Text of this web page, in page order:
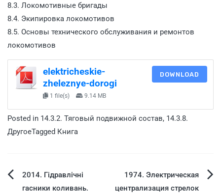
8.3. Локомотивные бригады
8.4. Экипировка локомотивов
8.5. Основы технического обслуживания и ремонтов
локомотивов
elektricheskie-
zheleznye-dorogi
1 file(s) 9.14 MB
DOWNLOAD
Posted in 14.3.2. Тяговый подвижной состав, 14.3.8.
ДругоеTagged Книга
2014. Гідравлічні
гасники коливань.
1974. Электрическая
централизация стрелок